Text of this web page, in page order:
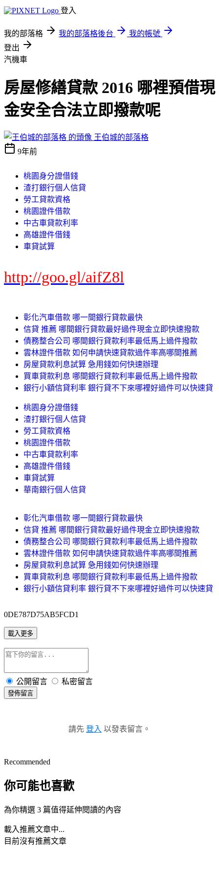
登入
我的部落格 我的部落格後台
我的帳號
登出
汽機車
房屋修繕貸款 2016 哪裡預借現
金安全合法立即撥款呢
王伯城的部落格
9年前
桃園身分證借錢
渣打銀行個人信貸
勞工貸款資格
桃園證件借款
中古車貸款利率
高雄證件借錢
車貸試算
http://goo.gl/aifZ8l
彰化汽車借款 哪一間銀行貸款最快
信貸 推薦 哪間銀行貸款最好過件現金立即快速撥款
債務整合公司 哪間銀行貸款利率最低馬上過件撥款
雲林證件借款 如何申請快速貸款過件率高哪間推薦
房屋貸款利息試算 急用錢如何快速辦理
買車貸款利息 哪間銀行貸款利率最低馬上過件撥款
銀行小額信貸利率 銀行貸不下來哪裡好過件可以快速貸
桃園身分證借錢
渣打銀行個人信貸
勞工貸款資格
桃園證件借款
中古車貸款利率
高雄證件借錢
車貸試算
華南銀行個人信貸
彰化汽車借款 哪一間銀行貸款最快
信貸 推薦 哪間銀行貸款最好過件現金立即快速撥款
債務整合公司 哪間銀行貸款利率最低馬上過件撥款
雲林證件借款 如何申請快速貸款過件率高哪間推薦
房屋貸款利息試算 急用錢如何快速辦理
買車貸款利息 哪間銀行貸款利率最低馬上過件撥款
銀行小額信貸利率 銀行貸不下來哪裡好過件可以快速貸
0DE787D75AB5FCD1
載入更多
公開留言 私密留言
發佈留言
請先 登入 以發表留言。
Recommended
你可能也喜歡
為你精選 3 篇值得延伸閱讀的內容
載入推薦文章中...
目前沒有推薦文章